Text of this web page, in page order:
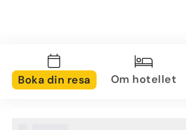
Boka din resa Om hotellet